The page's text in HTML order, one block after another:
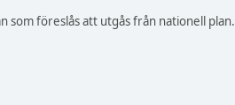
som föreslås att utgås från nationell plan.